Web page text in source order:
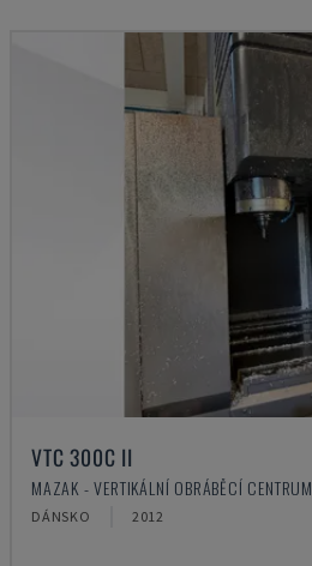
VTC 300C II
MAZAK - VERTIKÁLNÍ OBRÁBĚCÍ CENTRUM
DÁNSKO 2012